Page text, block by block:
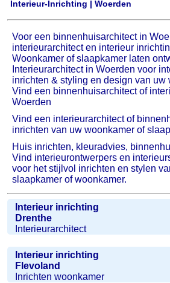
Interieur-Inrichting | Woerden
Voor een binnenhuisarchitect in
interieurarchitect en interieur
Woonkamer of slaapkamer laten
Interieurarchitect in Woerden voor
inrichten & styling en design van uw
Vind een binnenhuisarchitect of
Woerden
Vind een interieurarchitect of
inrichten van uw woonkamer of
Huis inrichten, kleuradvies,
Vind interieurontwerpers en
voor het stijlvol inrichten en stylen
slaapkamer of woonkamer.
Interieur inrichting
Drenthe
Interieurarchitect
Interieur inrichting
Flevoland
Inrichten woonkamer